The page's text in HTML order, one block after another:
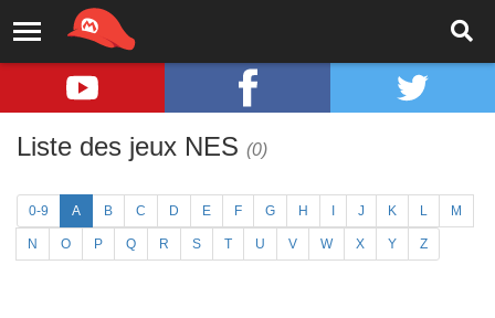
Liste des jeux NES (0)
0-9 A B C D E F G H J K L M
N O P Q R S T U V W X Y Z